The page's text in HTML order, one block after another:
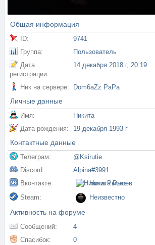
Общая информация
ID:
9741
Группа:
Пользователь
Дата
регистрации:
14 декабря 2018 г, 20:19
Ник на сервере: Dom6aZz PaPa
Личные данные
Имя:
Никита
Дата рождения:
19 декабря 1993 г
Контактные данные
Телеграм:
@Ksirutie
Discord:
Alpina#3991
Вконтакте:
Никита Рысев
Steam:
Неизвестно
Активность на форуме
Сообщений:
4
Спасибок:
0